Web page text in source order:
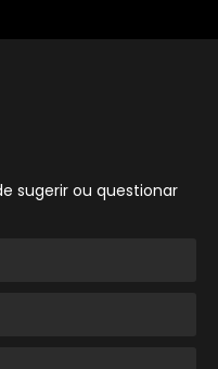
sugerir ou questionar